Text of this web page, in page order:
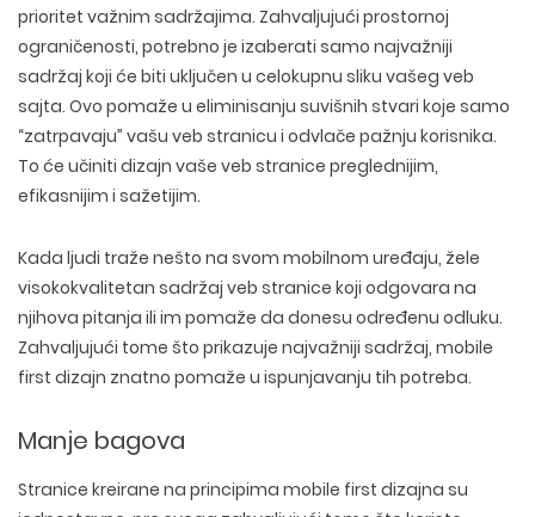
prioritet važnim sadržajima. Zahvaljujući prostornoj
ograničenosti, potrebno je izaberati samo najvažniji
sadržaj koji će biti uključen u celokupnu sliku vašeg veb
sajta. Ovo pomaže u eliminisanju suvišnih stvari koje samo
“zatrpavaju” vašu veb stranicu i odvlače pažnju korisnika.
To će učiniti dizajn vaše veb stranice preglednijim,
efikasnijim i sažetijim.
Kada ljudi traže nešto na svom mobilnom uređaju, žele
visokokvalitetan sadržaj veb stranice koji odgovara na
njihova pitanja ili im pomaže da donesu određenu odluku.
Zahvaljujući tome što prikazuje najvažniji sadržaj, mobile
first dizajn znatno pomaže u ispunjavanju tih potreba.
Manje bagova
Stranice kreirane na principima mobile first dizajna su